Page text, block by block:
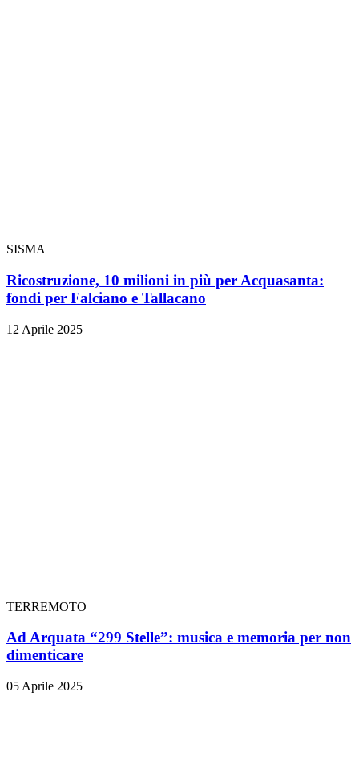
SISMA
Ricostruzione, 10 milioni in più per Acquasanta:
fondi per Falciano e Tallacano
12 Aprile 2025
TERREMOTO
Ad Arquata “299 Stelle”: musica e memoria per non
dimenticare
05 Aprile 2025